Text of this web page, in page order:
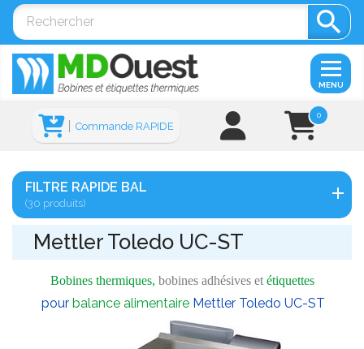

0
Commande RAPIDE
MENU
FILTRE RAPIDE BAL
(30 produits)
Mettler Toledo UC-ST
Bobines thermiques, bobines adhésives et étiquettes
pour balance alimentaire Mettler Toledo UC-ST